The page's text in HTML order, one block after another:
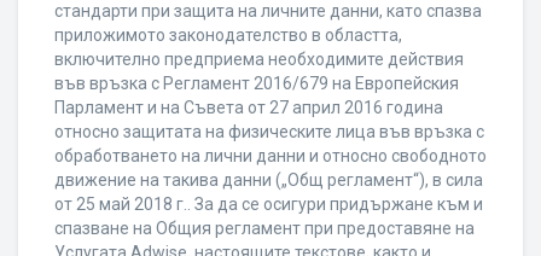
стандарти при защита на личните данни, като спазва
приложимото законодателство в областта,
включително предприема необходимите действия
във връзка с Регламент 2016/679 на Европейския
Парламент и на Съвета от 27 април 2016 година
относно защитата на физическите лица във връзка с
обработването на лични данни и относно свободното
движение на такива данни („Общ регламент“), в сила
от 25 май 2018 г.. За да се осигури придържане към и
спазване на Общия регламент при предоставяне на